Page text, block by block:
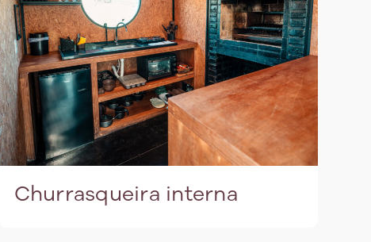
Churrasqueira interna